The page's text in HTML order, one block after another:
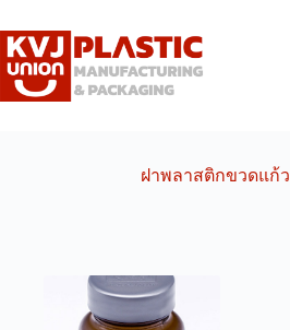
to
content
ฝาพลาสติกขวดแก้ว